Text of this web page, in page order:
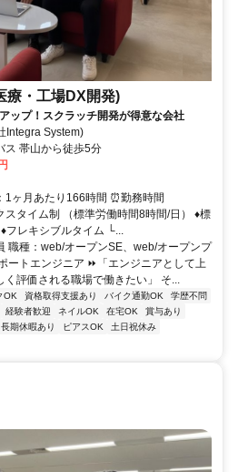
療・工場DX開発)
ップ！スクラッチ開発が得意な会社
Integra System)
ス 帯山から徒歩5分
1ヶ月あたり166時間 ⏰勤務時間
イム制 （標準労働時間8時間/日） ♦標
フレキシブルタイム └...
職種：web/オープンSE、web/オープンプ
ートエンジニア ⏩「エンジニアとして上
く評価される職場で働きたい」 そ...
OK 資格取得支援あり バイク通勤OK
学歴不問
経験者歓迎 ネイルOK 在宅OK
賞与あり
長期休暇あり ピアスOK
土日祝休み